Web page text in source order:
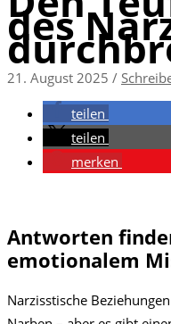
des
21. August 2025 /
teilen
teilen
merken
Antworten
emotionalem
Narzisstische